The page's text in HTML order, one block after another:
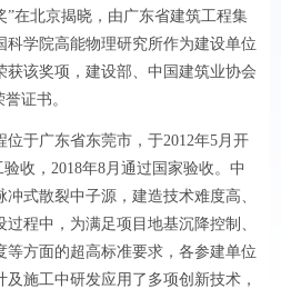
”在北京揭晓，由广东省建筑工程集
科学院高能物理研究所作为建设单位
该奖项，建设部、 中国建筑业协会
证书。
于广东省东莞市， 于2012年5月开
收， 2018年8月 通过国家验收。中
式散裂中子源，建造技术难度高、
程中，为满足项目地基沉降控制、
等方面的超高标准要求，各参建单位
施工中研发应用了多项创新技术，